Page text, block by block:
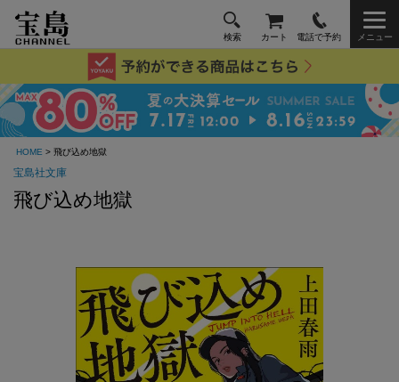
検索 カート 電話で予約 メニュー
HOME > 飛び込め地獄
宝島社文庫
飛び込め地獄